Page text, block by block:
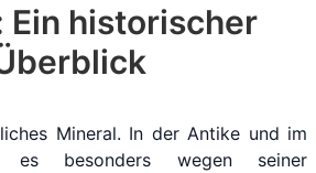
Ein historischer
Mineral. In der Antike und im
es besonders wegen seiner